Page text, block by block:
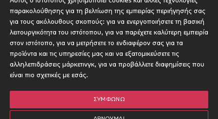
παρακολούθησης για τη βελτίωση της εμπειρίας περιήγησής σας
για τους ακόλουθους σκοπούς: για να ενεργοποιήσετε τη βασική
λειτουργικότητα του ιστότοπου, για να παρέχετε καλύτερη εμπειρία
στον ιστότοπο, για να μετρήσετε το ενδιαφέρον σας για τα
προϊόντα και τις υπηρεσίες μας και να εξατομικεύσετε τις
αλληλεπιδράσεις μάρκετινγκ, για να προβάλλετε διαφημίσεις που
είναι πιο σχετικές με εσάς.
ΣΥΜΦΩΝΏ
Αποστολές & Επιστροφές
Πληρωμές & Ασφάλεια
Σχετικά με τα eBooks
Επικοινωνία
Υποβολή έργου προς έκδοση
Socials